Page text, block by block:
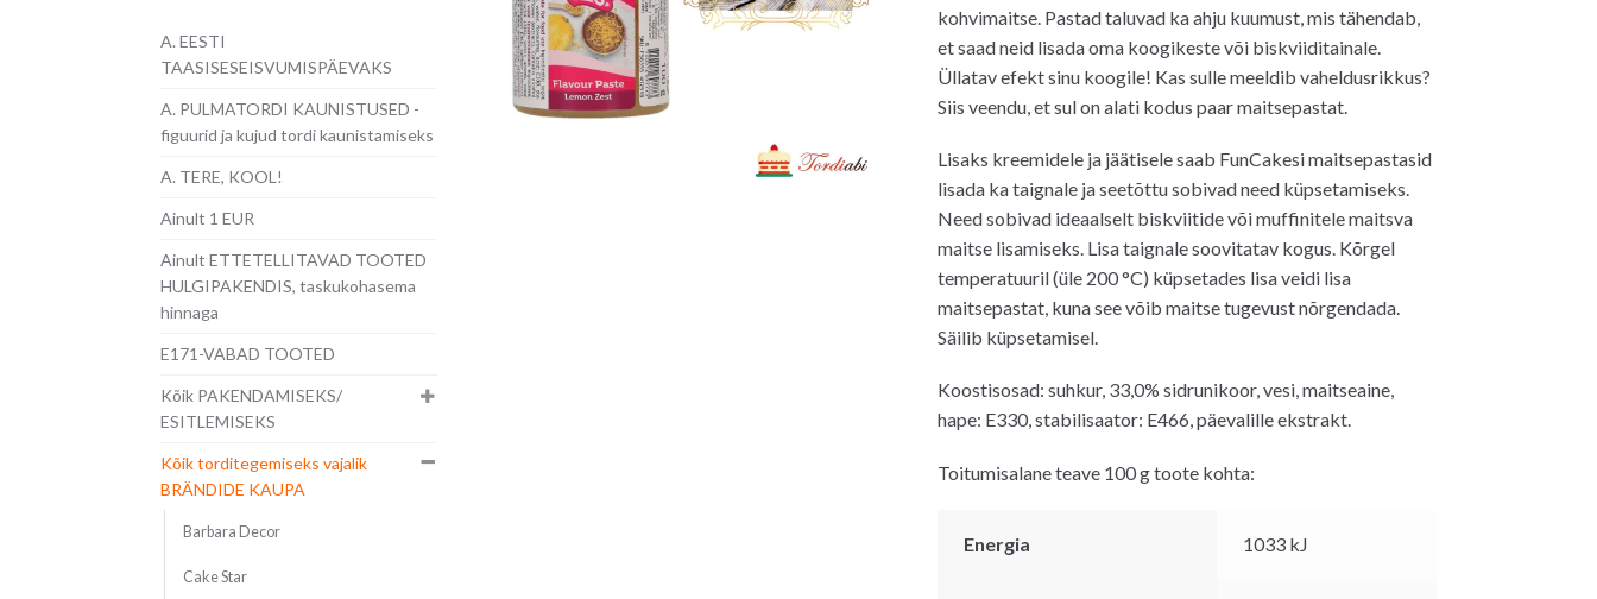
kohvimaitse. Pastad taluvad ka ahju kuumust, mis tähendab,
et saad neid lisada oma koogikeste või biskviiditainale.
Üllatav efekt sinu koogile! Kas sulle meeldib vaheldusrikkus?
Siis veendu, et sul on alati kodus paar maitsepastat.
Lisaks kreemidele ja jäätisele saab FunCakesi maitsepastasid
lisada ka taignale ja seetõttu sobivad need küpsetamiseks.
Need sobivad ideaalselt biskviitide või muffinitele maitsva
maitse lisamiseks. Lisa taignale soovitatav kogus. Kõrgel
temperatuuril (üle 200 °C) küpsetades lisa veidi lisa
maitsepastat, kuna see võib maitse tugevust nõrgendada.
Säilib küpsetamisel.
Koostisosad: suhkur, 33,0% sidrunikoor, vesi, maitseaine,
hape: E330, stabilisaator: E466, päevalille ekstrakt.
Toitumisalane teave 100 g toote kohta:
Energia 1033 kJ
A. EESTI
TAASISESEISVUMISPÄEVAKS
A. PULMATORDI KAUNISTUSED -
figuurid ja kujud tordi kaunistamiseks
A. TERE, KOOL!
Ainult 1 EUR
Ainult ETTETELLITAVAD TOOTED
HULGIPAKENDIS, taskukohasema
hinnaga
E171-VABAD TOOTED
Kõik PAKENDAMISEKS/
ESITLEMISEKS
Kõik torditegemiseks vajalik
BRÄNDIDE KAUPA
Barbara Decor
Cake Star